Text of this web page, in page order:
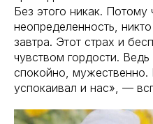
Без этого никак. Потому
неопределенность,
завтра. Этот страх и
чувством гордости.
спокойно, мужественно.
успокаивал и нас», —